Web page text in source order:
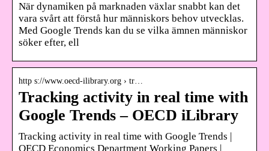
När dynamiken på marknaden växlar snabbt kan det
vara svårt att förstå hur människors behov utvecklas.
Med Google Trends kan du se vilka ämnen människor
söker efter, ell
http s://www.oecd-ilibrary.org › tr…
Tracking activity in real time with
Google Trends – OECD iLibrary
Tracking activity in real time with Google Trends |
OECD Economics Department Working Papers |